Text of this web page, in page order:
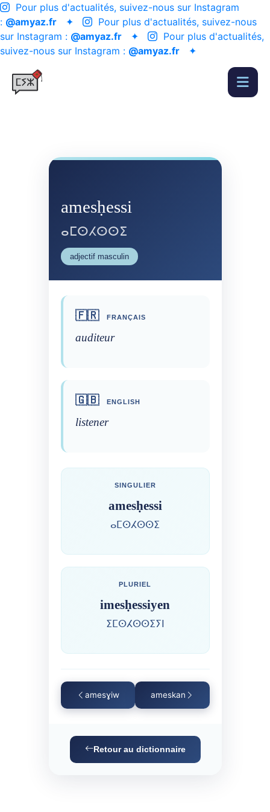
Pour plus d'actualités, suivez-nous sur Instagram
: @amyaz.fr ✦
Pour plus d'actualités, suivez-nous
sur Instagram : @amyaz.fr ✦
Pour plus d'actualités,
suivez-nous sur Instagram : @amyaz.fr ✦
amesḥessi
ⴰⵎⵙⵃⵙⵙⵉ
adjectif masculin
🇫🇷 FRANÇAIS
auditeur
🇬🇧 ENGLISH
listener
SINGULIER
amesḥessi
ⴰⵎⵙⵃⵙⵙⵉ
PLURIEL
imesḥessiyen
ⵉⵎⵙⵃⵙⵙⵉⵢⵏ
amesɣiw ameskan
Retour au dictionnaire